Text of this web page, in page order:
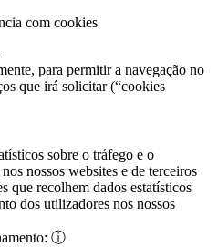
com cookies
para permitir a navegação no
que irá solicitar (“cookies
sobre o tráfego e o
nossos websites e de terceiros
que recolhem dados estatísticos
dos utilizadores nos nossos
ⓘ